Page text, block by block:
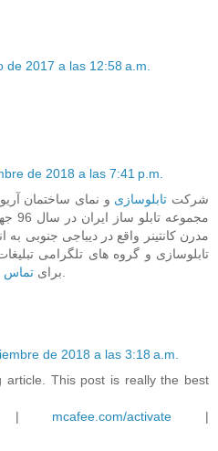
de 2017 a las 12:58 a.m.
de 2018 a las 7:41 p.m.
شرکت تابلوسازی و نمای ساختمان
مدرن کانتینر واقع در دیباجی جنوبی به
تابلوسازی و گروه های تلگرامی
برای تماس
de 2018 a las 3:18 a.m.
article. This post is really the best
mcafee.com/activate |